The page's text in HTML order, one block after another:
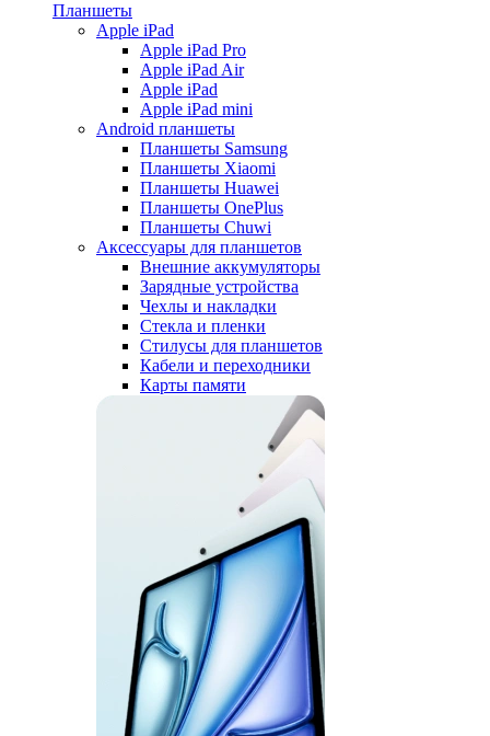
Планшеты
Apple iPad
Apple iPad Pro
Apple iPad Air
Apple iPad
Apple iPad mini
Android планшеты
Планшеты Samsung
Планшеты Xiaomi
Планшеты Huawei
Планшеты OnePlus
Планшеты Chuwi
Аксессуары для планшетов
Внешние аккумуляторы
Зарядные устройства
Чехлы и накладки
Стекла и пленки
Стилусы для планшетов
Кабели и переходники
Карты памяти